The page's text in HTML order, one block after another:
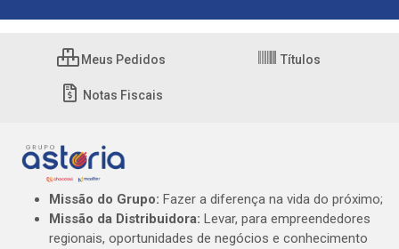
Meus Pedidos Títulos
Notas Fiscais
Missão do Grupo: Fazer a diferença na vida do próximo;
Missão da Distribuidora: Levar, para empreendedores
regionais, oportunidades de negócios e conhecimento